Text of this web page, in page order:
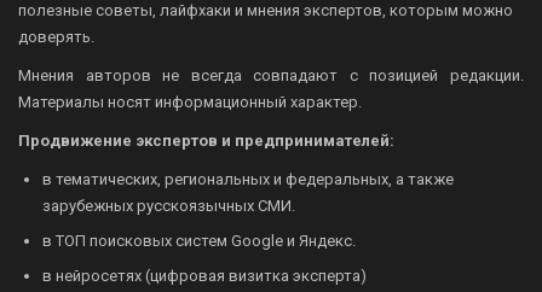
полезные советы, лайфхаки и мнения экспертов, которым можно
доверять.
Мнения авторов не всегда совпадают с позицией редакции.
Материалы носят информационный характер.
Продвижение экспертов и предпринимателей:
в тематических, региональных и федеральных, а также
зарубежных русскоязычных СМИ.
в ТОП поисковых систем Google и Яндекс.
в нейросетях (цифровая визитка эксперта)